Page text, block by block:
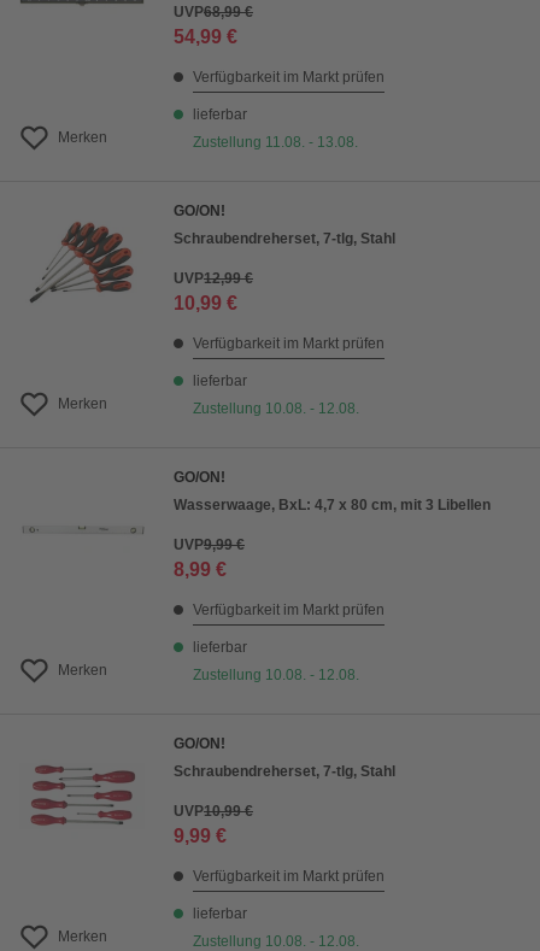
Merken
UVP68,99 €
54,99 €
Verfügbarkeit im Markt prüfen
lieferbar
Zustellung 11.08. - 13.08.
Merken
GO/ON!
Schraubendreherset, 7-tlg, Stahl
UVP12,99 €
10,99 €
Verfügbarkeit im Markt prüfen
lieferbar
Zustellung 10.08. - 12.08.
Merken
GO/ON!
Wasserwaage, BxL: 4,7 x 80 cm, mit 3 Libellen
UVP9,99 €
8,99 €
Verfügbarkeit im Markt prüfen
lieferbar
Zustellung 10.08. - 12.08.
Merken
GO/ON!
Schraubendreherset, 7-tlg, Stahl
UVP10,99 €
9,99 €
Verfügbarkeit im Markt prüfen
lieferbar
Zustellung 10.08. - 12.08.